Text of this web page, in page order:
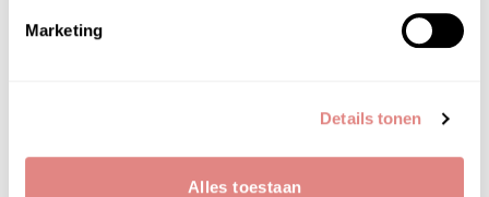
Marketing
Details tonen
Alles toestaan
MAAK JE SKINCARE ROUTINE